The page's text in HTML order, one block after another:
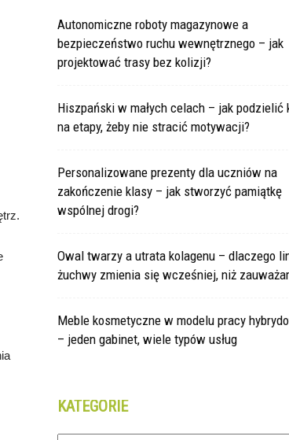
Autonomiczne roboty magazynowe a
bezpieczeństwo ruchu wewnętrznego – jak
projektować trasy bez kolizji?
Hiszpański w małych celach – jak podzielić
na etapy, żeby nie stracić motywacji?
Personalizowane prezenty dla uczniów na
zakończenie klasy – jak stworzyć pamiątkę
wspólnej drogi?
Owal twarzy a utrata kolagenu – dlaczego
żuchwy zmienia się wcześniej, niż
Meble kosmetyczne w modelu pracy
– jeden gabinet, wiele typów usług
KATEGORIE
Kategorie